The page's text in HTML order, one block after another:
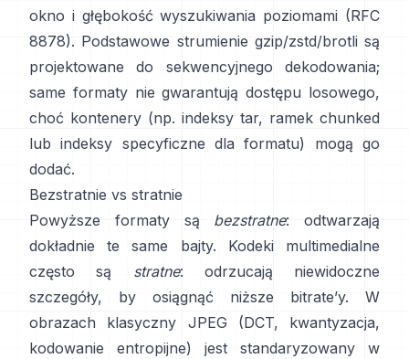
okno i głębokość wyszukiwania poziomami (RFC
8878). Podstawowe strumienie gzip/zstd/brotli są
projektowane do sekwencyjnego dekodowania;
same formaty nie gwarantują dostępu losowego,
choć kontenery (np. indeksy tar, ramek chunked
lub indeksy specyficzne dla formatu) mogą go
dodać.
Bezstratnie vs stratnie
Powyższe formaty są bezstratne: odtwarzają
dokładnie te same bajty. Kodeki multimedialne
często są stratne: odrzucają niewidoczne
szczegóły, by osiągnąć niższe bitrate’y. W
obrazach klasyczny JPEG (DCT, kwantyzacja,
kodowanie entropijne) jest standaryzowany w